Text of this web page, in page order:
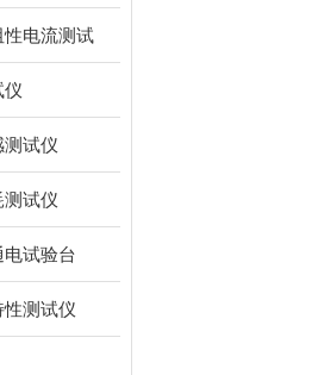
电流测试
仪
试仪
试仪
试验台
测试仪